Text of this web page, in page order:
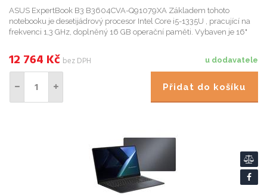
ASUS ExpertBook B3 B3604CVA-Q91079XA Základem tohoto
notebooku je desetijádrový procesor Intel Core i5-1335U , pracující na
frekvenci 1,3 GHz, doplněný 16 GB operační paměti. Vybaven je 16"
u dodavatele
12 764 Kč bez DPH
Přidat do košíku